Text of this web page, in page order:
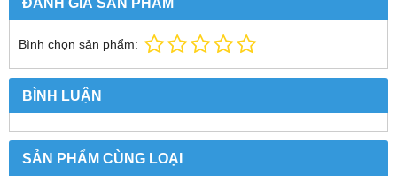
Bình chọn sản phẩm:
BÌNH LUẬN
SẢN PHẨM CÙNG LOẠI